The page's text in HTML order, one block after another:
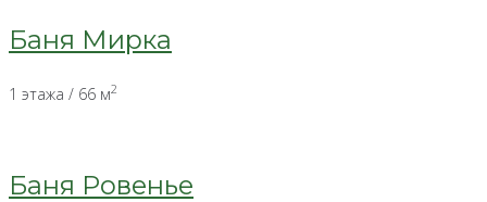
Баня Мирка
1 этажа / 66 м2
Баня Ровенье